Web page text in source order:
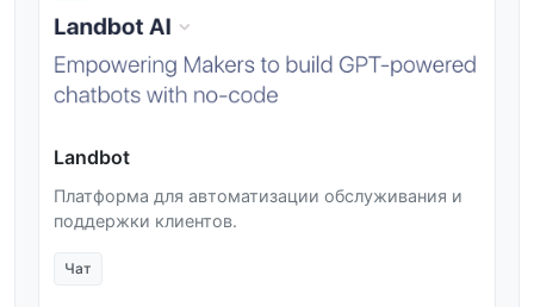
Landbot
Платформа для автоматизации обслуживания и
поддержки клиентов.
Чат